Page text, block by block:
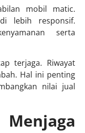
mobil matic.
lebih responsif.
serta
terjaga. Riwayat
Hal ini penting
nilai jual